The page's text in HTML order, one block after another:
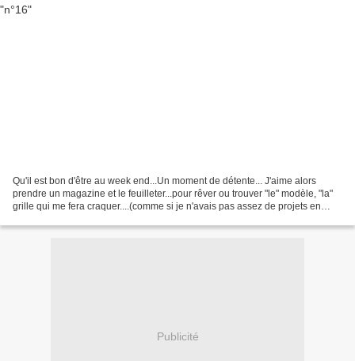
Qu'il est bon d'être au week end...Un moment de détente... J'aime alors
prendre un magazine et le feuilleter...pour rêver ou trouver "le" modèle, "la"
grille qui me fera craquer....(comme si je n'avais pas assez de projets en
Publicité